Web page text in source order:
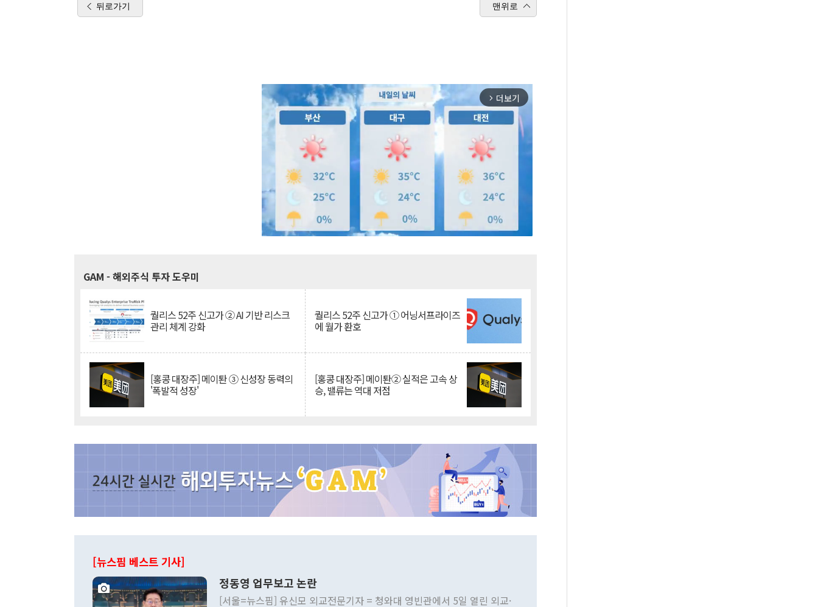
뒤로가기 맨위로
arrow_forward_ios 더보기
GAM - 해외주식 투자 도우미
퀄리스 52주 신고가 ② AI 기반 리스크
관리 체계 강화
퀄리스 52주 신고가 ① 어닝서프라이즈
에 월가 환호
[홍콩 대장주] 메이퇀 ③ 신성장 동력의
'폭발적 성장'
[홍콩 대장주] 메이퇀② 실적은 고속 상
승, 밸류는 역대 저점
[뉴스핌 베스트 기사]
정동영 업무보고 논란
[서울=뉴스핌] 유신모 외교전문기자 = 청와대 영빈관에서 5일 열린 외교·